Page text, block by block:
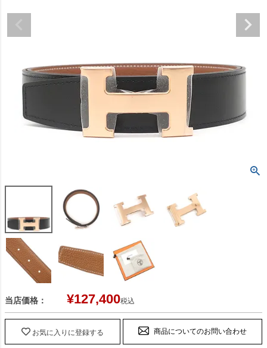
当店価格： ¥127,400税込
お気に入りに登録する 商品についてのお問い合わせ